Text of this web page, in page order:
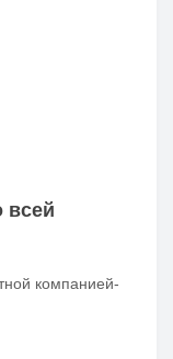
всей
компанией-